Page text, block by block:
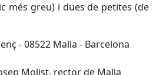
més greu) i dues de petites (de
- 08522 Malla - Barcelona
Molist, rector de Malla